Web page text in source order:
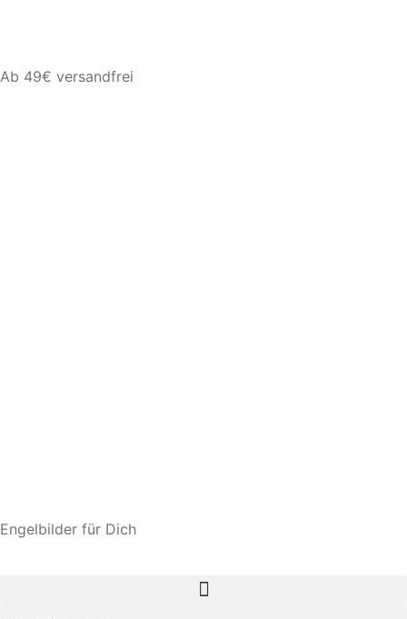
Ab 49€ versandfrei
Engelbilder für Dich